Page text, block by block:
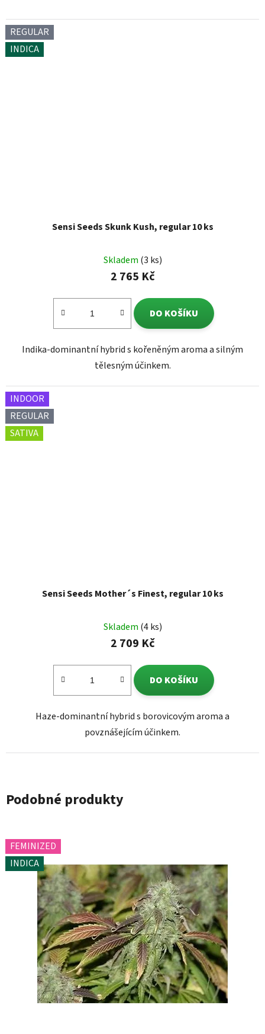
REGULAR
INDICA
Sensi Seeds Skunk Kush, regular 10 ks
Skladem (3 ks)
2 765 Kč
DO KOŠÍKU
Indika-dominantní hybrid s kořeněným aroma a silným
tělesným účinkem.
INDOOR
REGULAR
SATIVA
Sensi Seeds Mother´s Finest, regular 10 ks
Skladem (4 ks)
2 709 Kč
DO KOŠÍKU
Haze-dominantní hybrid s borovicovým aroma a
povznášejícím účinkem.
Podobné produkty
FEMINIZED
INDICA